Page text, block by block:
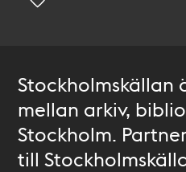
Stockholmskällan
mellan arkiv,
Stockholm.
till